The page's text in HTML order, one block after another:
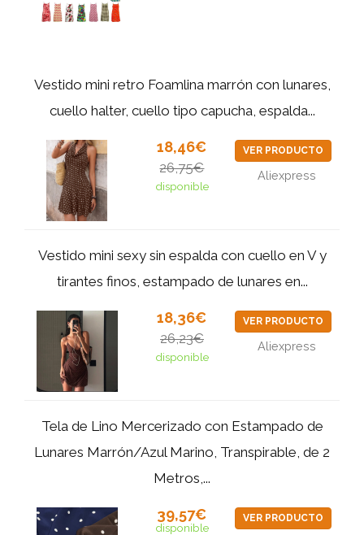
Vestido mini retro Foamlina marrón con lunares,
cuello halter, cuello tipo capucha, espalda...
18,46€
26,75€
disponible
VER PRODUCTO
Aliexpress
Vestido mini sexy sin espalda con cuello en V y
tirantes finos, estampado de lunares en...
18,36€
26,23€
disponible
VER PRODUCTO
Aliexpress
Tela de Lino Mercerizado con Estampado de
Lunares Marrón/Azul Marino, Transpirable, de 2
Metros,...
39,57€
disponible
VER PRODUCTO